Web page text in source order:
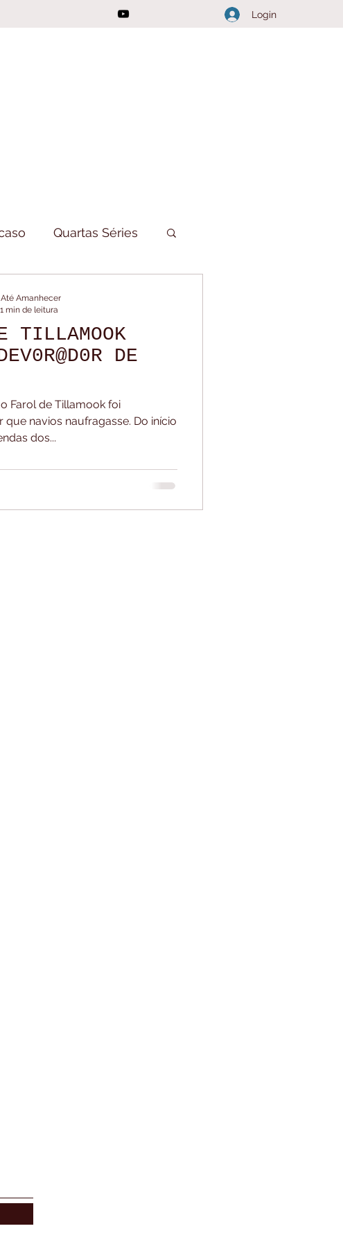
Login
Quartas Séries
Calada Da Noite
TILLAMOOK
DE
Farol de Tillamook foi
navios naufragasse. Do início
dos...
Amanhecer
1 min de leitura